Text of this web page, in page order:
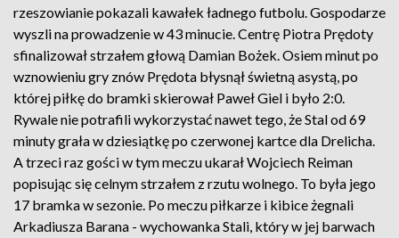
rzeszowianie pokazali kawałek ładnego futbolu. Gospodarze
wyszli na prowadzenie w 43 minucie. Centrę Piotra Prędoty
sfinalizował strzałem głową Damian Bożek. Osiem minut po
wznowieniu gry znów Prędota błysnął świetną asystą, po
której piłkę do bramki skierował Paweł Giel i było 2:0.
Rywale nie potrafili wykorzystać nawet tego, że Stal od 69
minuty grała w dziesiątkę po czerwonej kartce dla Drelicha.
A trzeci raz gości w tym meczu ukarał Wojciech Reiman
popisując się celnym strzałem z rzutu wolnego. To była jego
17 bramka w sezonie. Po meczu piłkarze i kibice żegnali
Arkadiusza Barana - wychowanka Stali, który w jej barwach